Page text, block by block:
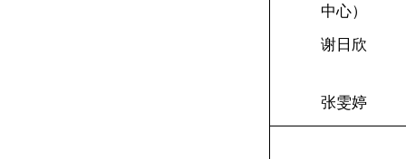
中心）
谢日欣
张雯婷